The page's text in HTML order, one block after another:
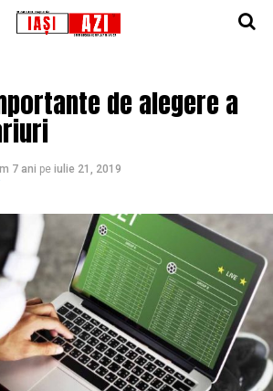
de alegere a
7 ani pe iulie 21, 2019